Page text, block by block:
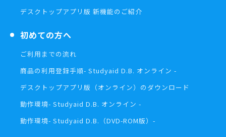
デスクトップアプリ版 新機能のご紹介
初めての方へ
ご利用までの流れ
商品の利用登録手順- Studyaid D.B. オンライン -
デスクトップアプリ版（オンライン）の ダウンロード
動作環境- Studyaid D.B. オンライン -
動作環境- Studyaid D.B.（DVD-ROM版）-